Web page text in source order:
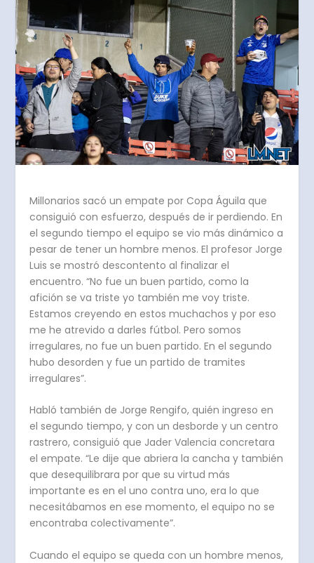
Millonarios sacó un empate por Copa Águila que
consiguió con esfuerzo, después de ir perdiendo. En
el segundo tiempo el equipo se vio más dinámico a
pesar de tener un hombre menos. El profesor Jorge
Luis se mostró descontento al finalizar el
encuentro. “No fue un buen partido, como la
afición se va triste yo también me voy triste.
Estamos creyendo en estos muchachos y por eso
me he atrevido a darles fútbol. Pero somos
irregulares, no fue un buen partido. En el segundo
hubo desorden y fue un partido de tramites
irregulares”.
Habló también de Jorge Rengifo, quién ingreso en
el segundo tiempo, y con un desborde y un centro
rastrero, consiguió que Jader Valencia concretara
el empate. “Le dije que abriera la cancha y también
que desequilibrara por que su virtud más
importante es en el uno contra uno, era lo que
necesitábamos en ese momento, el equipo no se
encontraba colectivamente”.
Cuando el equipo se queda con un hombre menos,